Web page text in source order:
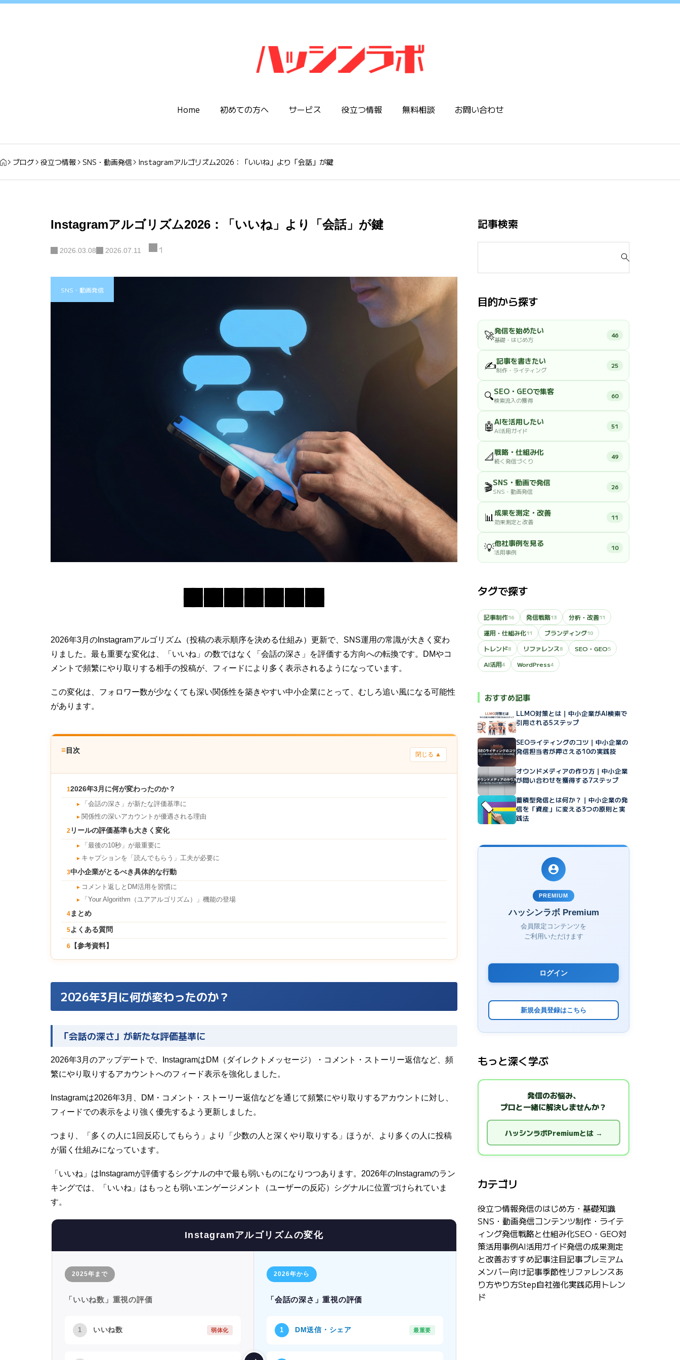
Home 初めての方へ サービス 役立つ情報 無料相談 お問い合わせ
ブログ 役立つ情報 SNS・動画発信 Instagramアルゴリズム2026：「いいね」より「会話」が鍵
Instagramアルゴリズム2026：「いいね」より「会話」が鍵
2026.03.08 2026.07.11 1
SNS・動画発信
2026年3月のInstagramアルゴリズム（投稿の表示順序を決める仕組み）更新で、SNS運用の常識が大きく変わ
りました。最も重要な変化は、「いいね」の数ではなく「会話の深さ」を評価する方向への転換です。DMやコ
メントで頻繁にやり取りする相手の投稿が、フィードにより多く表示されるようになっています。
この変化は、フォロワー数が少なくても深い関係性を築きやすい中小企業にとって、むしろ追い風になる可能性
があります。
≡目次
閉じる ▲
12026年3月に何が変わったのか？
► 「会話の深さ」が新たな評価基準に
► 関係性の深いアカウントが優遇される理由
2 リールの評価基準も大きく変化
► 「最後の10秒」が最重要に
► キャプションを「読んでもらう」工夫が必要に
3中小企業がとるべき具体的な行動
► コメント返しとDM活用を習慣に
►
「Your Algorithm（ユアアルゴリズム）」機能の登場
4 まとめ
5よくある質問
6 【参考資料】
2026年3月に何が変わったのか？
「会話の深さ」が新たな評価基準に
2026年3月のアップデートで、InstagramはDM（ダイレクトメッセージ）・コメント・ストーリー返信など、頻
繁にやり取りするアカウントへのフィード表示を強化しました。
Instagramは2026年3月、DM・コメント・ストーリー返信などを通じて頻繁にやり取りするアカウントに対し、
フィードでの表示をより強く優先するよう更新しました。
つまり、「多くの人に1回反応してもらう」より「少数の人と深くやり取りする」ほうが、より多くの人に投稿
が届く仕組みになっています。
「いいね」はInstagramが評価するシグナルの中で最も弱いものになりつつあります。2026年のInstagramのラン
キングでは、「いいね」はもっとも弱いエンゲージメント（ユーザーの反応）シグナルに位置づけられていま
す。
Instagramアルゴリズムの変化
2025年まで
「いいね数」重視の評価
1 いいね数 弱体化
2026年から
「会話の深さ」重視の評価
1 DM送信・シェア 最重要
記事検索
対
:目的から探す
🚀発信を始めたい
基礎・はじめ方
46
✍️記事を書きたい
制作・ライティング
25
🔍SEO・GEOで集客
検索流入の獲得
60
🤖AIを活用したい
AI活用ガイド
51
📐戦略・仕組み化
続く発信づくり
49
🎬SNS・動画で発信
SNS・動画発信
26
📊成果を測定・改善
効果測定と改善
11
💡他社事例を見る
活用事例
10
タグで探す
記事制作16 発信戦略13 分析・改善11
運用・仕組み化11 ブランディング10
トレンド8 リファレンス8 SEO・GEO5
AI活用4 WordPress4
おすすめ記事
LLMO対策とは｜中小企業がAI検索で
引用される5ステップ
SEOライティングのコツ｜中小企業の
発信担当者が押さえる10の実践技
オウンドメディアの作り方｜中小企業
が問い合わせを獲得する7ステップ
蓄積型発信とは何か？｜中小企業の発
信を「資産」に変える3つの原則と実
践法
PREMIUM
ハッシンラボ Premium
会員限定コンテンツを
ご利用いただけます
ログイン
新規会員登録はこちら
もっと深く学ぶ
発信のお悩み、
プロと一緒に解決しませんか？
ハッシンラボPremiumとは →
カテゴリ
役立つ情報発信のはじめ方・基礎知識
SNS・動画発信コンテンツ制作・ライテ
ィング発信戦略と仕組み化SEO・GEO対
策活用事例AI活用ガイド発信の成果測定
と改善おすすめ記事注目記事プレミアム
メンバー向け記事季節性リファレンスあ
り方やり方Step自社強化実践応用トレン
ド